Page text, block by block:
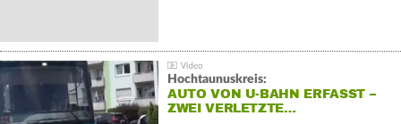
Hochtaunuskreis:
AUTO VON U-BAHN ERFASST –
ZWEI VERLETZTE…